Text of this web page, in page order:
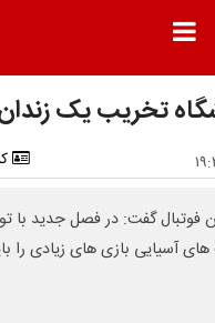
تخریب یک
فوتبال گفت: در فصل جدید با
های آسیایی بازی های زیادی را